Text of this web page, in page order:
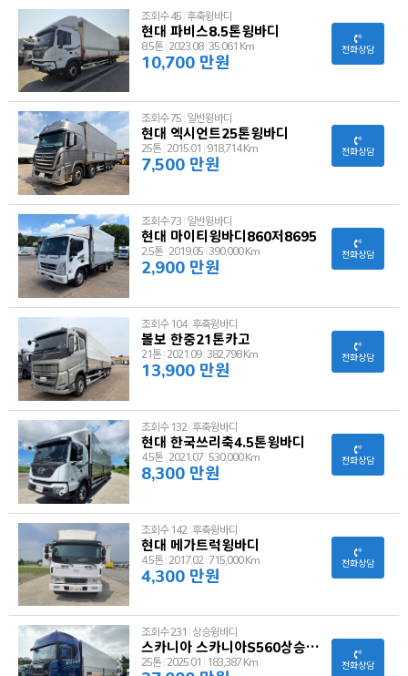
조회수 45 후축윙바디
현대 파비스8.5톤윙바디
8.5톤 2023.08 35,061 Km
10,700 만원
전화상담
조회수 75 일반윙바디
현대 엑시언트25톤윙바디
25톤 2015.01 918,714 Km
7,500 만원
전화상담
조회수 73 일반윙바디
현대 마이티윙바디860저8695
2.5톤 2019.05 390,000 Km
2,900 만원
전화상담
조회수 104 후축윙바디
볼보 한중21톤카고
21톤 2021.09 382,798 Km
13,900 만원
전화상담
조회수 132 후축윙바디
현대 한국쓰리축4.5톤윙바디
4.5톤 2021.07 530,000 Km
8,300 만원
전화상담
조회수 142 후축윙바디
현대 메가트럭윙바디
4.5톤 2017.02 715,000 Km
4,300 만원
전화상담
조회수 231 상승윙바디
스카니아 스카니아S560상승윙바디
25톤 2025.01 183,387 Km 전화상담